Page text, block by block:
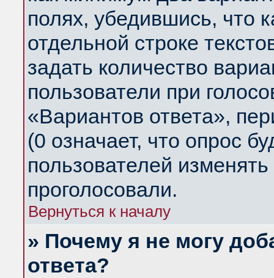
полях, убедившись, что
отдельной строке
задать количество
пользователи при
«Вариантов ответа»,
(0 означает, что опрос
пользователей
проголосовали.
Вернуться к началу
» Почему я не могу
ответа?